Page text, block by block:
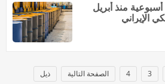
منذ أبريل
الإيراني
3
4 الصفحة التالية
ذيل